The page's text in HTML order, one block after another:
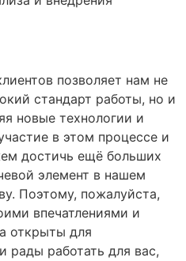
позволяет нам не
стандарт работы, но и
новые технологии и
в этом процессе и
достичь ещё больших
элемент в нашем
Поэтому, пожалуйста,
впечатлениями и
открыты для
рады работать для вас,